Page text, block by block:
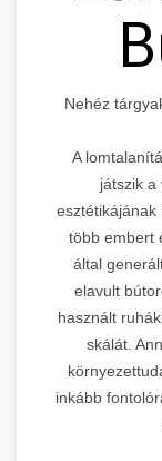
Nehéz
A
játszik a
esztétikájának
több embert
által
elavult
használt
skálát.
inkább